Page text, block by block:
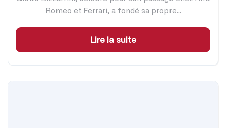
Romeo et Ferrari, a fondé sa propre...
Lire la suite